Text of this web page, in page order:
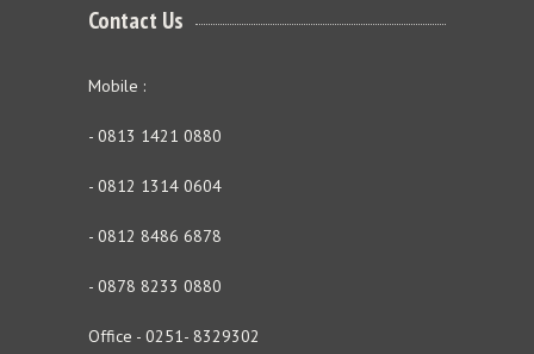
Contact Us
Mobile :
- 0813 1421 0880
- 0812 1314 0604
- 0812 8486 6878
- 0878 8233 0880
Office - 0251- 8329302